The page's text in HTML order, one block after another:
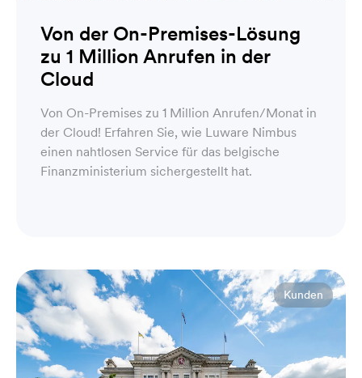
Von der On-Premises-Lösung
zu 1 Million Anrufen in der
Cloud
Von On-Premises zu 1 Million Anrufen/Monat in
der Cloud! Erfahren Sie, wie Luware Nimbus
einen nahtlosen Service für das belgische
Finanzministerium sichergestellt hat.
Kunden